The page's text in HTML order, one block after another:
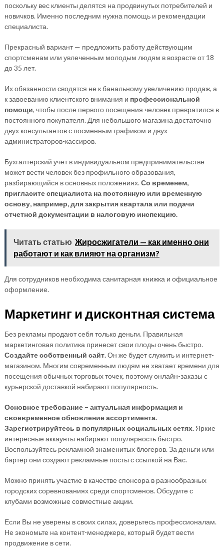
поскольку вес клиенты делятся на продвинутых потребителей и
новичков. Именно последним нужна помощь и рекомендации
специалиста.
Прекрасный вариант — предложить работу действующим
спортсменам или увлеченным молодым людям в возрасте от 18
до 35 лет.
Их обязанности сводятся не к банальному увеличению продаж, а
к завоеванию клиентского внимания и профессиональной
помощи, чтобы после первого посещения человек превратился в
постоянного покупателя. Для небольшого магазина достаточно
двух консультантов с посменным графиком и двух
администраторов-кассиров.
Бухгалтерский учет в индивидуальном предпринимательстве
может вести человек без профильного образования,
разбирающийся в основных положениях.Со временем,
пригласите специалиста на постоянную или временную
основу, например, для закрытия квартала или подачи
отчетной документации в налоговую инспекцию.
Читать статью Жиросжигатели — как именно они
работают и как влияют на организм?
Для сотрудников необходима санитарная книжка и официальное
оформление.
Маркетинг и дисконтная система
Без рекламы продают себя только деньги. Правильная
маркетинговая политика принесет свои плоды очень быстро.
Создайте собственный сайт.Он же будет служить и интернет-
магазином. Многим современным людям не хватает времени для
посещения обычных торговых точек, поэтому онлайн-заказы с
курьерской доставкой набирают популярность.
Основное требование – актуальная информация и
своевременное обновление ассортимента.
Зарегистрируйтесь в популярных социальных сетях.Яркие
интересные аккаунты набирают популярность быстро.
Воспользуйтесь рекламной знаменитых блогеров. За деньги или
бартер они создают рекламные посты с ссылкой на Вас.
Можно принять участие в качестве спонсора в разнообразных
городских соревнованиях среди спортсменов. Обсудите с
клубами возможные совместные акции.
Если Вы не уверены в своих силах, доверьтесь профессионалам.
Не экономьте на контент-менеджере, который будет вести
продвижение в сети.